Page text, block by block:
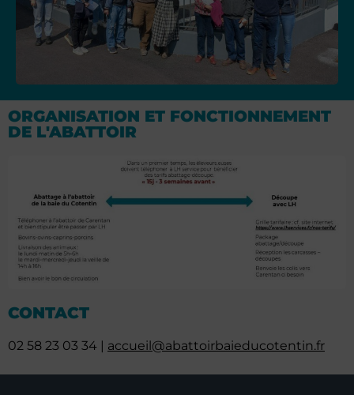
ORGANISATION ET FONCTIONNEMENT
DE L'ABATTOIR
CONTACT
02 58 23 03 34 | accueil@abattoirbaieducotentin.fr